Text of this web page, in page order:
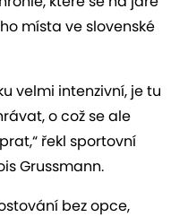
místa ve slovenské
velmi intenzivní, je tu
o což se ale
řekl sportovní
Grussmann.
bez opce,